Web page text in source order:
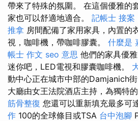
帶來了特殊的氛圍。 在這個優雅的
家也可以舒適地適合。 記帳士 接案
推拿 房間配備了家用家具，內置的
視，咖啡機，帶咖啡膠囊。 什麼是
帳士 作文 seo 意思 他們的家具優
迷你吧，LED電視和膠囊咖啡機。
動中心正在城市中部的Damjanich
大廳由女王法院酒店主持，為獨特
筋骨整復 您還可以重新填充最多可
作 100的全球條目或TSA 台中泡腳